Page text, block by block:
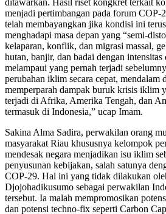
menjadi pertimbangan pada forum COP-
telah membayangkan jika kondisi ini
menghadapi masa depan yang “semi-
kelaparan, konflik, dan migrasi massal,
hutan, banjir, dan badai dengan
melampaui yang pernah terjadi
perubahan iklim secara cepat, mendalam
memperparah dampak buruk krisis iklim
terjadi di Afrika, Amerika Tengah, dan
termasuk di Indonesia,” ucap Imam.
Sakina Alma Sadira, perwakilan orang
masyarakat Riau khususnya kelompok
mendesak negara menjadikan isu iklim
penyusunan kebijakan, salah satunya
COP-29. Hal ini yang tidak dilakukan
Djojohadikusumo sebagai perwakilan
tersebut. Ia malah mempromosikan
dan potensi techno-fix seperti Carbon